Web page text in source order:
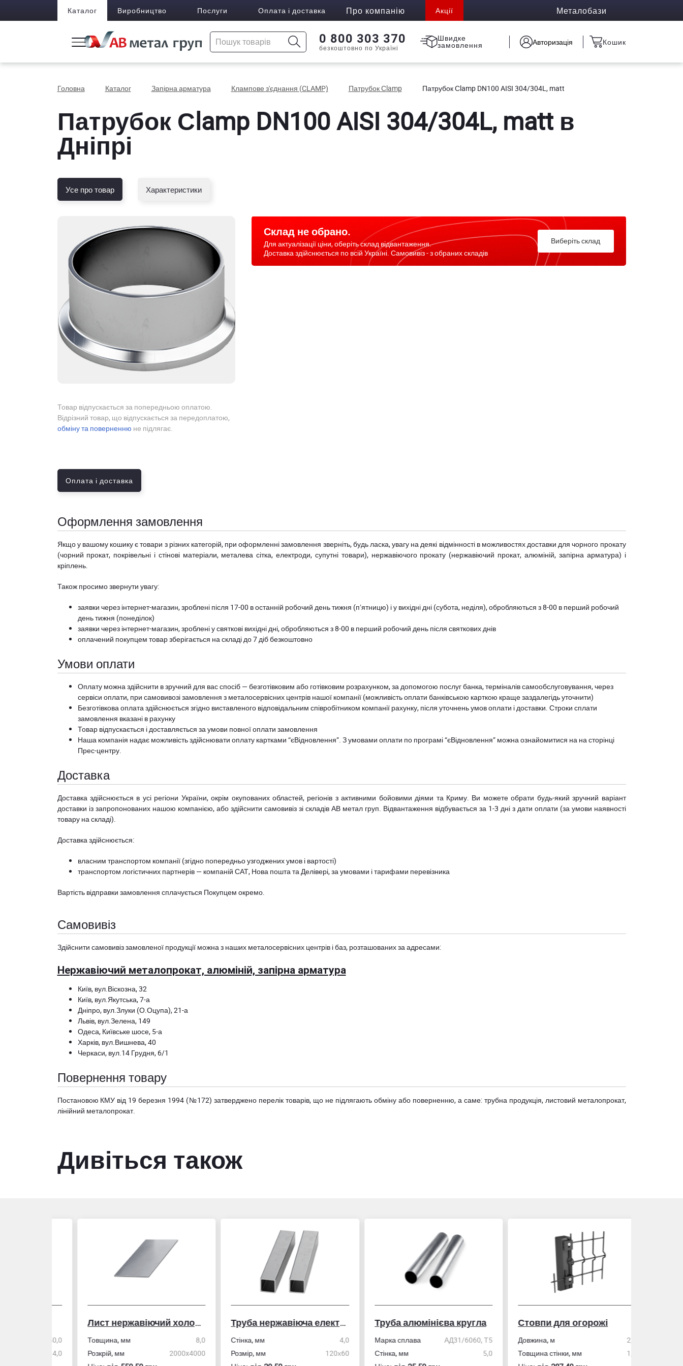
Каталог Виробництво Послуги Оплата і доставка Про компанію Акції Металобази
0 800 303 370
безкоштовно по Україні
Швидке
замовлення Авторизація Кошик
Головна Каталог Запірна арматура Клампове з'єднання (CLAMP) Патрубок Сlamp Патрубок Сlamp DN100 AISI 304/304L, matt
Патрубок Сlamp DN100 AISI 304/304L, matt в
Дніпрі
Усе про товар Характеристики
Товар відпускається за попередньою оплатою.
Відрізний товар, що відпускається за передоплатою,
обміну та поверненню не підлягає.
Склад не обрано.
Для актуалізації ціни, оберіть склад відвантаження.
Доставка здійснюється по всій Україні. Самовивіз - з обраних складів
Виберіть склад
Оплата і доставка
Оформлення замовлення
Якщо у вашому кошику є товари з різних категорій, при оформленні замовлення зверніть, будь ласка, увагу на деякі відмінності в можливостях доставки для чорного прокату
(чорний прокат, покрівельні і стінові матеріали, металева сітка, електроди, супутні товари), нержавіючого прокату (нержавіючий прокат, алюміній, запірна арматура) і
кріплень.
Також просимо звернути увагу:
заявки через інтернет-магазин, зроблені після 17-00 в останній робочий день тижня (пʼятницю) і у вихідні дні (субота, неділя), обробляються з 8-00 в перший робочий
день тижня (понеділок)
заявки через інтернет-магазин, зроблені у святкові вихідні дні, обробляються з 8-00 в перший робочий день після святкових днів
оплачений покупцем товар зберігається на складі до 7 діб безкоштовно
Умови оплати
Оплату можна здійснити в зручний для вас спосіб — безготівковим або готівковим розрахунком, за допомогою послуг банка, терміналів самообслуговування, через
сервіси оплати, при самовивозі замовлення з металосервісних центрів нашої компанії (можливість оплати банківською карткою краще заздалегідь уточнити)
Безготівкова оплата здійснюється згідно виставленого відповідальним співробітником компанії рахунку, після уточнень умов оплати і доставки. Строки сплати
замовлення вказані в рахунку
Товар відпускається і доставляється за умови повної оплати замовлення
Наша компанія надає можливість здійснювати оплату картками “єВідновлення”. З умовами оплати по програмі “єВідновлення” можна ознайомитися на на сторінці
Прес-центру.
Доставка
Доставка здійснюється в усі регіони України, окрім окупованих областей, регіонів з активними бойовими діями та Криму. Ви можете обрати будь-який зручний варіант
доставки із запропонованих нашою компанією, або здійснити самовивіз зі складів АВ метал груп. Відвантаження відбувається за 1-3 дні з дати оплати (за умови наявності
товару на складі).
Доставка здійснюється:
власним транспортом компанії (згідно попередньо узгоджених умов і вартості)
транспортом логістичних партнерів — компаній САТ, Нова пошта та Делівері, за умовами і тарифами перевізника
Вартість відправки замовлення сплачується Покупцем окремо.
Самовивіз
Здійснити самовивіз замовленої продукції можна з наших металосервісних центрів і баз, розташованих за адресами:
Нержавіючий металопрокат, алюміній, запірна арматура
Київ, вул.Віскозна, 32
Київ, вул.Якутська, 7-а
Дніпро, вул.Злуки (О.Оцупа), 21-а
Львів, вул.Зелена, 149
Одеса, Київське шосе, 5-а
Харків, вул.Вишнева, 40
Черкаси, вул.14 Грудня, 6/1
Повернення товару
Постановою КМУ від 19 березня 1994 (№172) затверджено перелік товарів, що не підлягають обміну або поверненню, а саме: трубна продукція, листовий металопрокат,
лінійний металопрокат.
Дивіться також
Лист нержавіючий холоднокатаний
Товщина, мм
Розкрій, мм
2000x4000
Труба нержавіюча електрозварна профільна
Стінка, мм
Розмір, мм
120х60
Труба алюмінієва кругла
Марка сплава
АД31/6060, Т5
Стінка, мм
Стовпи для огорожі
Довжина, м
Товщина стінки, мм